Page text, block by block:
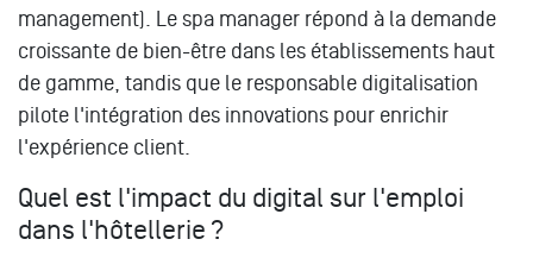
management). Le spa manager répond à la demande
croissante de bien-être dans les établissements haut
de gamme, tandis que le responsable digitalisation
pilote l'intégration des innovations pour enrichir
l'expérience client.
Quel est l'impact du digital sur l'emploi
dans l'hôtellerie ?